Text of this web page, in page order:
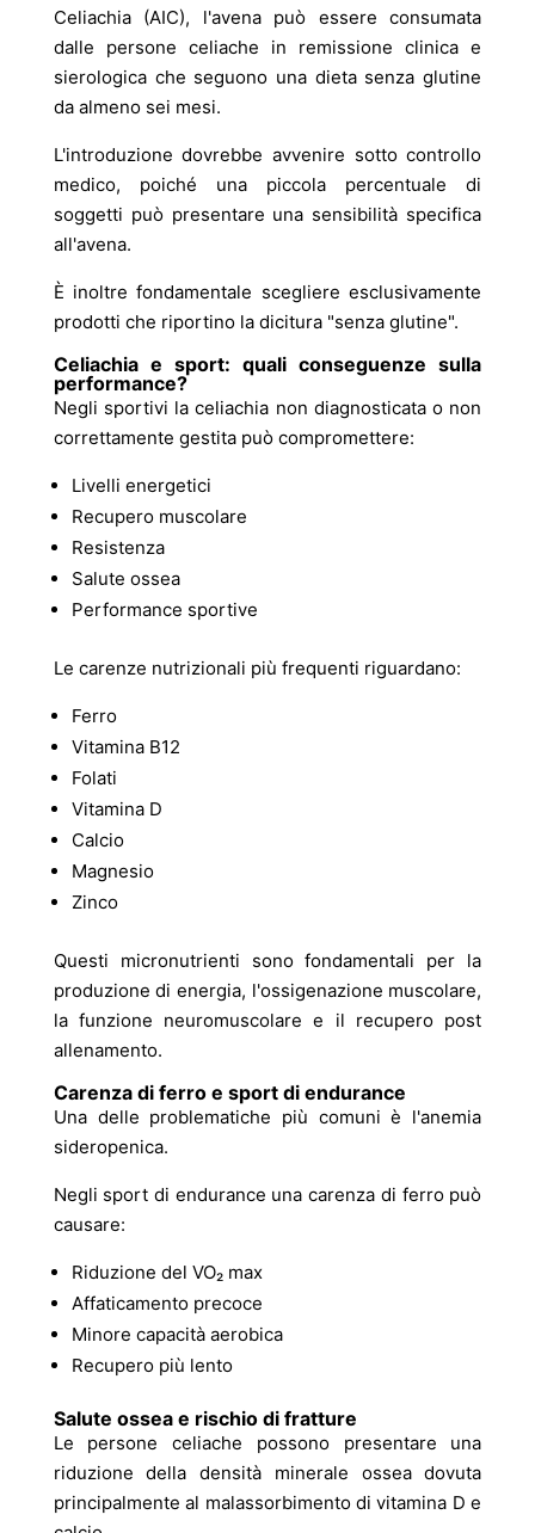
Celiachia (AIC), l'avena può essere consumata
dalle persone celiache in remissione clinica e
sierologica che seguono una dieta senza glutine
da almeno sei mesi.
L'introduzione dovrebbe avvenire sotto controllo
medico, poiché una piccola percentuale di
soggetti può presentare una sensibilità specifica
all'avena.
È inoltre fondamentale scegliere esclusivamente
prodotti che riportino la dicitura "senza glutine".
Celiachia e sport: quali conseguenze sulla
performance?
Negli sportivi la celiachia non diagnosticata o non
correttamente gestita può compromettere:
Livelli energetici
Recupero muscolare
Resistenza
Salute ossea
Performance sportive
Le carenze nutrizionali più frequenti riguardano:
Ferro
Vitamina B12
Folati
Vitamina D
Calcio
Magnesio
Zinco
Questi micronutrienti sono fondamentali per la
produzione di energia, l'ossigenazione muscolare,
la funzione neuromuscolare e il recupero post
allenamento.
Carenza di ferro e sport di endurance
Una delle problematiche più comuni è l'anemia
sideropenica.
Negli sport di endurance una carenza di ferro può
causare:
Riduzione del VO₂ max
Affaticamento precoce
Minore capacità aerobica
Recupero più lento
Salute ossea e rischio di fratture
Le persone celiache possono presentare una
riduzione della densità minerale ossea dovuta
principalmente al malassorbimento di vitamina D e